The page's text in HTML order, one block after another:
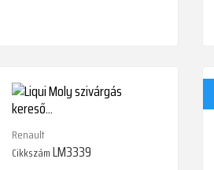
Renault
CikkszámLM3339